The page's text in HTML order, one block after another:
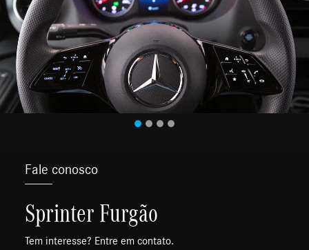
Fale conosco
Sprinter Furgão
Tem interesse? Entre em contato.